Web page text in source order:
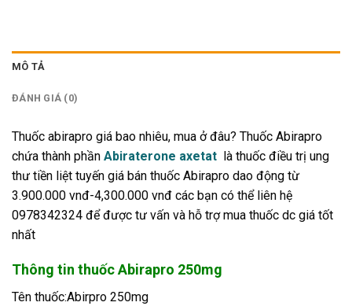
MÔ TẢ
ĐÁNH GIÁ (0)
Thuốc abirapro giá bao nhiêu, mua ở đâu? Thuốc Abirapro
chứa thành phần Abiraterone axetat là thuốc điều trị ung
thư tiền liệt tuyến giá bán thuốc Abirapro dao động từ
3.900.000 vnđ-4,300.000 vnđ các bạn có thể liên hệ
0978342324 để được tư vấn và hỗ trợ mua thuốc dc giá tốt
nhất
Thông tin thuốc Abirapro 250mg
Tên thuốc:Abirpro 250mg